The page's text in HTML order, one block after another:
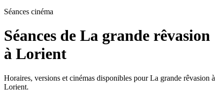
Séances cinéma
Séances de La grande rêvasion
à Lorient
Horaires, versions et cinémas disponibles pour La grande rêvasion à
Lorient.